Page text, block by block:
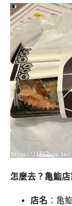
怎麼去？亀鮨
店名 ：亀